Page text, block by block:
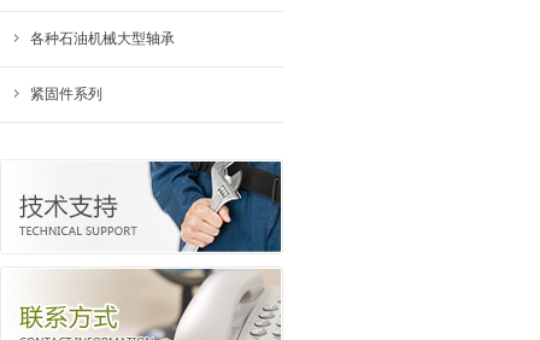
各种石油机械大型轴承
紧固件系列